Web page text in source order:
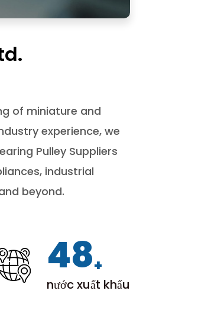
50+
nước xuất khẩu
of miniature and
experience, we
Pulley Suppliers
industrial
beyond.